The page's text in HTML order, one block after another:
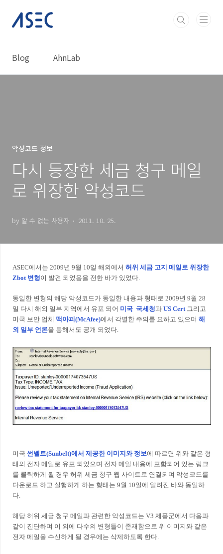
Blog AhnLab
악성코드 정보
다시 등장한 세금 청구 메일
로 위장한 악성코드
by 알 수 없는 사용자 2011. 10. 25.
ASEC에서는 2009년 9월 10일 해외에서 허위 세금 고지 메일로 위장한
Zbot 변형이 발견 되었음을 전한 바가 있었다.
동일한 변형의 해당 악성코드가 동일한 내용과 형태로 2009년 9월 28
일 다시 해외 일부 지역에서 유포 되어 미국 국세청과 US Cert 그리고
미국 보안 업체 맥아피(McAfee)에서 각별한 주의를 요하고 있으며 해
외 일부 언론을 통해서도 공개 되었다.
미국 썬벨트(Sunbelt)에서 제공한 이미지와 정보에 따르면 위와 같은 형
태의 전자 메일로 유포 되었으며 전자 메일 내용에 포함되어 있는 링크
를 클릭하게 될 경우 허위 세금 청구 웹 사이트로 연결되며 악성코드를
다운로드 하고 실행하게 하는 형태는 9월 10일에 알려진 바와 동일하
다.
해당 허위 세금 청구 메일과 관련한 악성코드는 V3 제품군에서 다음과
같이 진단하며 이 외에 다수의 변형들이 존재함으로 위 이미지와 같은
전자 메일을 수신하게 될 경우에는 삭제하도록 한다.